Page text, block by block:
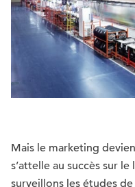
Mais le marketing
s’attelle au succès sur
surveillons les études